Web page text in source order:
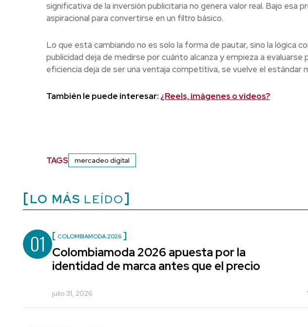
significativa de la inversión publicitaria no genera valor real. Bajo esa
aspiracional para convertirse en un filtro básico.
Lo que está cambiando no es solo la forma de pautar, sino la lógica
publicidad deja de medirse por cuánto alcanza y empieza a
eficiencia deja de ser una ventaja competitiva, se vuelve el estándar
También le puede interesar: ¿Reels, imágenes o videos?
TAGS mercadeo digital
LO MÁS LEÍDO
01 COLOMBIAMODA 2026
Colombiamoda 2026 apuesta por la
identidad de marca antes que el precio
julio 31, 2026